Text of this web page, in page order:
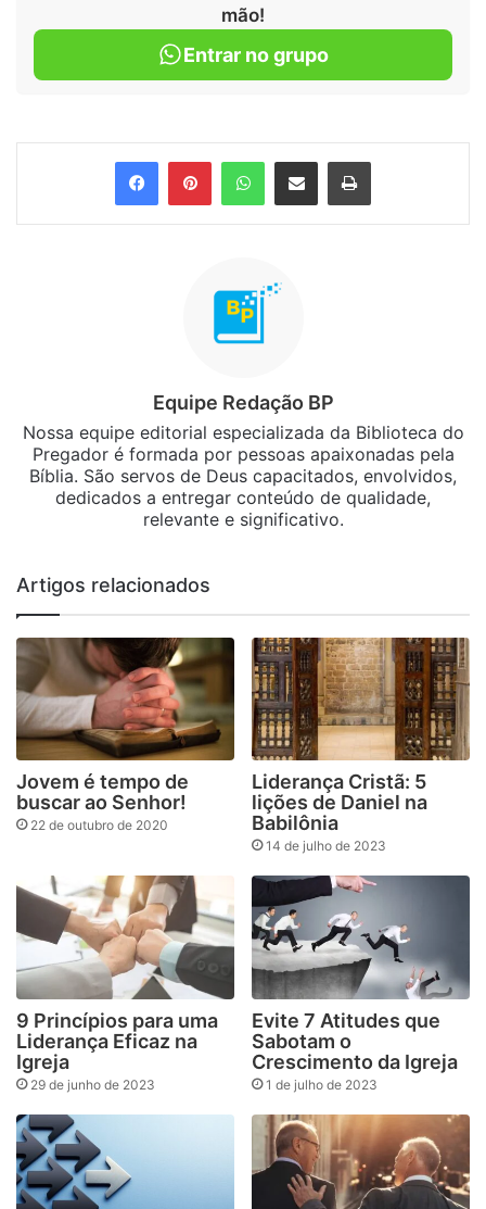
mão!
Entrar no grupo
FacebookPinterestWhatsApp
Compartilhar via e-mail Imprimir
Equipe Redação BP
Nossa equipe editorial especializada da Biblioteca do
Pregador é formada por pessoas apaixonadas pela
Bíblia. São servos de Deus capacitados, envolvidos,
dedicados a entregar conteúdo de qualidade,
relevante e significativo.
Artigos relacionados
Jovem é tempo de
buscar ao Senhor!
22 de outubro de 2020
Liderança Cristã: 5
lições de Daniel na
Babilônia
14 de julho de 2023
9 Princípios para uma
Liderança Eficaz na
Igreja
29 de junho de 2023
Evite 7 Atitudes que
Sabotam o
Crescimento da Igreja
1 de julho de 2023